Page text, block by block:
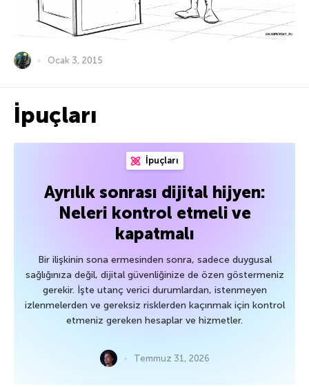
Ocak 3, 2015
İpuçları
İpuçları
Ayrılık sonrası dijital hijyen:
Neleri kontrol etmeli ve
kapatmalı
Bir ilişkinin sona ermesinden sonra, sadece duygusal
sağlığınıza değil, dijital güvenliğinize de özen göstermeniz
gerekir. İşte utanç verici durumlardan, istenmeyen
izlenmelerden ve gereksiz risklerden kaçınmak için kontrol
etmeniz gereken hesaplar ve hizmetler.
Temmuz 31, 2026